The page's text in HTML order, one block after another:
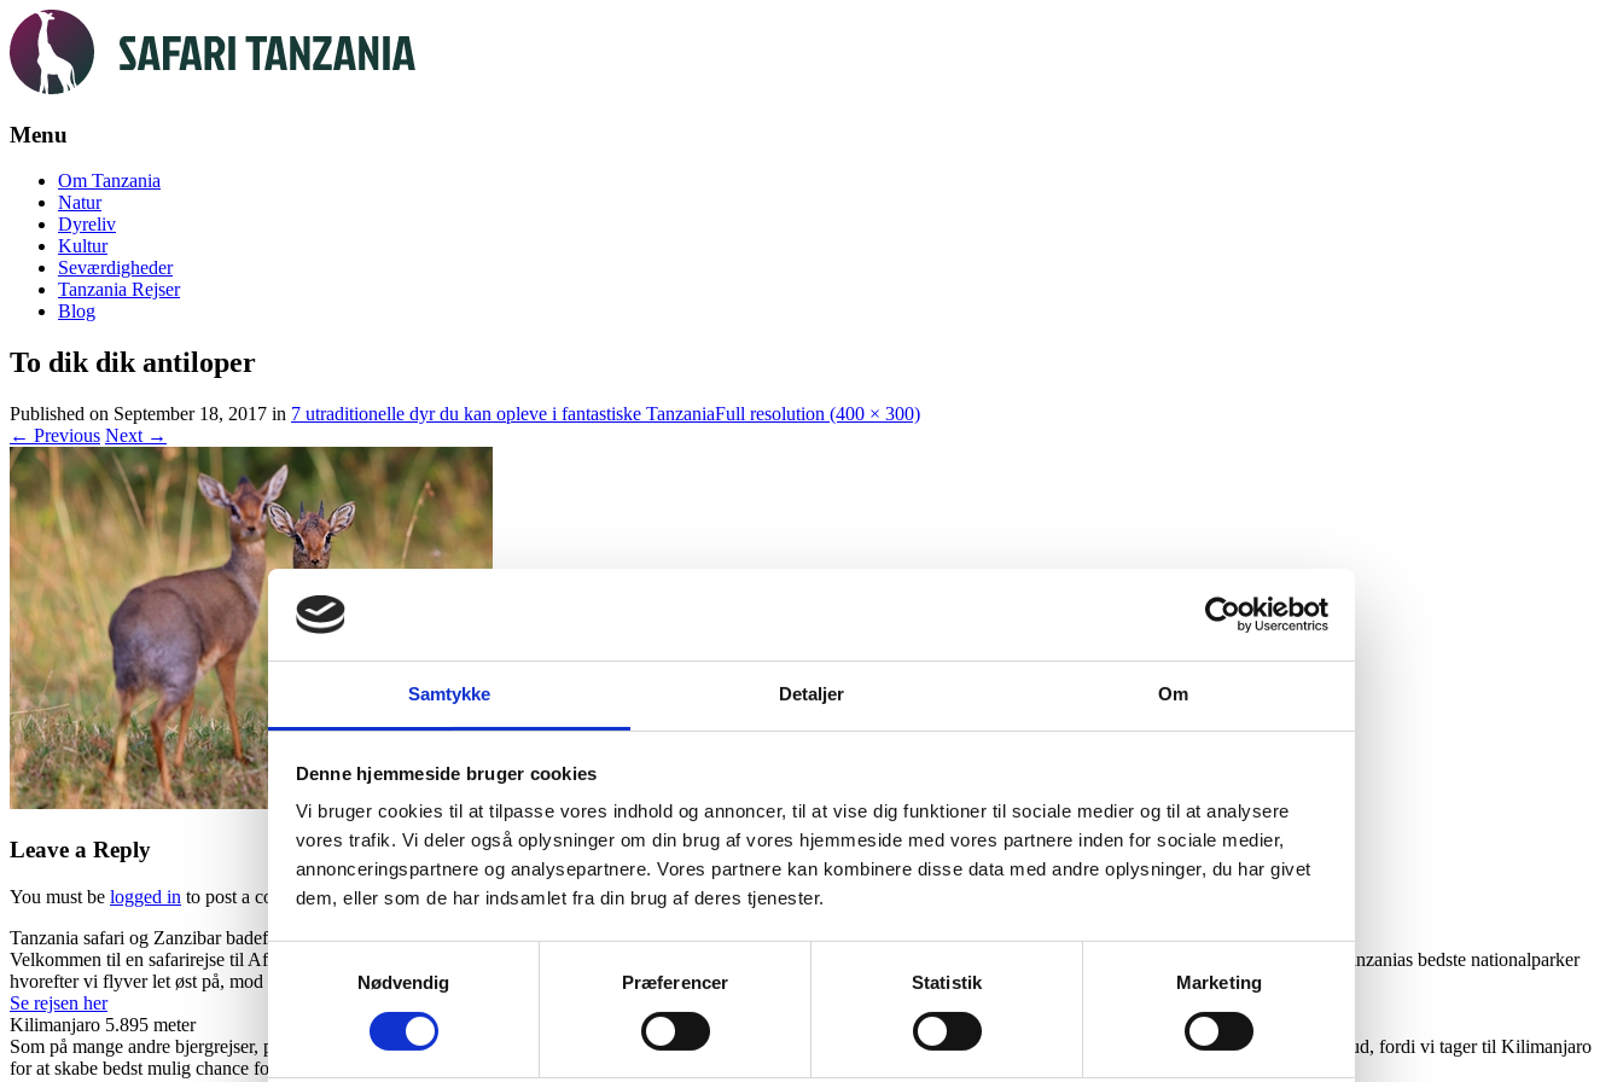
Samtykke Detaljer Om
Denne hjemmeside bruger cookies
Vi bruger cookies til at tilpasse vores indhold og annoncer, til at vise dig funktioner til sociale medier og til at analysere
vores trafik. Vi deler også oplysninger om din brug af vores hjemmeside med vores partnere inden for sociale medier,
annonceringspartnere og analysepartnere. Vores partnere kan kombinere disse data med andre oplysninger, du har givet
dem, eller som de har indsamlet fra din brug af deres tjenester.
Samtykkevalg
Nødvendig
Præferencer Statistik Marketing
Menu
Skip
content
Om Tanzania
Natur
Dyreliv
Kultur
Seværdigheder
Tanzania Rejser
Blog
To dik dik antiloper
Published on September 18, 2017 in 7 utraditionelle dyr du kan opleve i fantastiske TanzaniaFull resolution (400 × 300)
← Previous Next →
Leave a Reply
You must be logged in to post a comment.
Tanzania safari og Zanzibar badeferie
Velkommen til en safarirejse til Afrikas bedste nationalparker med optimale muligheder for at opleve storvildtet i Tanzania. Vi har på denne Afrika-safari fem fantastiske dage i Tanzanias bedste nationalparker
hvorefter vi flyver let øst på, mod Zanzibars vidunderlige strande.
Se rejsen her
Kilimanjaro 5.895 meter
Som på mange andre bjergrejser, prioriterer vi en akklimatisering som et helt centralt element. Det koster en ekstra dag på bjerget i tid og kroner. Men det er givet fantastisk godt ud, fordi vi tager til Kilimanjaro
for at skabe bedst mulig chance for at komme på toppen.